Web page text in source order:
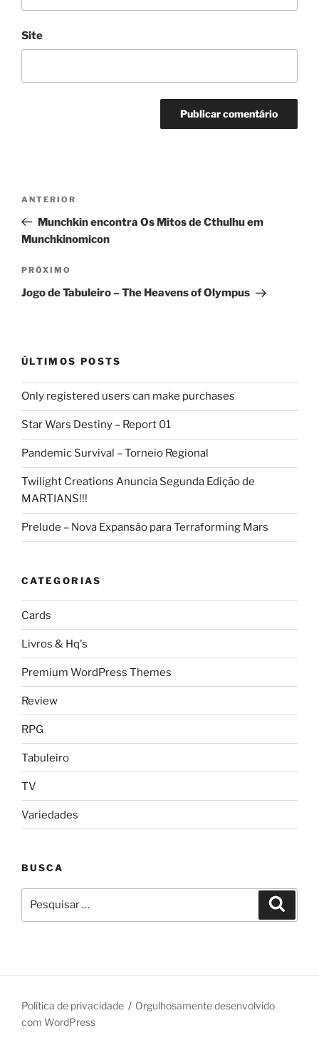
Site
Post
Post
anterior
ANTERIOR
Munchkin encontra Os Mitos de Cthulhu em
Munchkinomicon
Próximo
post
PRÓXIMO
Jogo de Tabuleiro – The Heavens of Olympus
ÚLTIMOS POSTS
Only registered users can make purchases
Star Wars Destiny – Report 01
Pandemic Survival – Torneio Regional
Twilight Creations Anuncia Segunda Edição de
MARTIANS!!!
Prelude – Nova Expansão para Terraforming Mars
CATEGORIAS
Cards
Livros & Hq's
Premium WordPress Themes
Review
RPG
Tabuleiro
TV
Variedades
BUSCA
por:
Política de privacidade
Orgulhosamente desenvolvido
com WordPress